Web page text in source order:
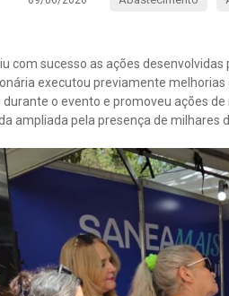
com sucesso as ações
executou previamente
o evento e promoveu ações
ampliada pela presença de milhares